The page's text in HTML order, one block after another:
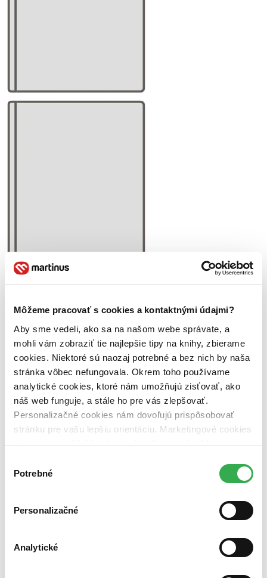
Môžeme pracovať s cookies a kontaktnými údajmi?
Aby sme vedeli, ako sa na našom webe správate, a
mohli vám zobraziť tie najlepšie tipy na knihy, zbierame
cookies. Niektoré sú naozaj potrebné a bez nich by naša
stránka vôbec nefungovala. Okrem toho používame
analytické cookies, ktoré nám umožňujú zisťovať, ako
náš web funguje, a stále ho pre vás zlepšovať.
Personalizačné cookies nám dovoľujú prispôsobovať
stránku pre vašu lepšiu orientáciu. Marketingové cookies
nám zas umožňujú zobrazenie relevantnej reklamy.
nám pomohlo, keby sme mohli používať všetky tieto
súhlasu
Potrebné
Personalizačné
Analytické